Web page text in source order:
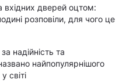
вхідних дверей оцтом:
розповіли, для чого це
надійність та
найпопулярнішого
світі